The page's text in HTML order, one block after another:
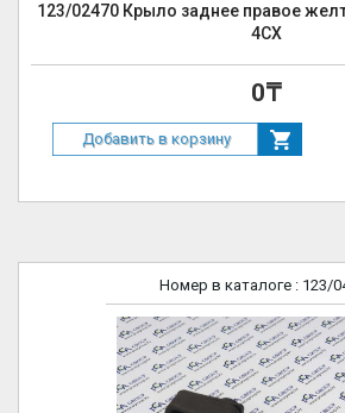
123/02470 Крыло заднее правое
4СХ
0₸
Добавить в корзину
Номер в каталоге : 123/